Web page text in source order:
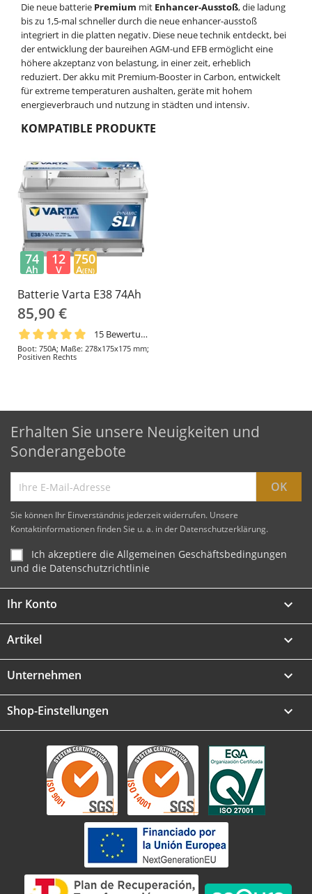
Die neue batterie Premium mit Enhancer-Ausstoß, die ladung
bis zu 1,5-mal schneller durch die neue enhancer-ausstoß
integriert in die platten negativ. Diese neue technik entdeckt, bei
der entwicklung der baureihen AGM-und EFB ermöglicht eine
höhere akzeptanz von belastung, in einer zeit, erheblich
reduziert. Der akku mit Premium-Booster in Carbon, entwickelt
für extreme temperaturen aushalten, geräte mit hohem
energieverbrauch und nutzung in städten und intensiv.
KOMPATIBLE PRODUKTE
Batterie Varta E38 74Ah
85,90 €
15 Bewertungen
Boot: 750A; Maße: 278x175x175 mm;
Positiven Rechts
74
Ah
12
V
750
A(EN)
Erhalten Sie unsere Neuigkeiten und
Sonderangebote
Sie können Ihr Einverständnis jederzeit widerrufen. Unsere
Kontaktinformationen finden Sie u. a. in der Datenschutzerklärung.
Ich akzeptiere die Allgemeinen Geschäftsbedingungen
und die Datenschutzrichtlinie
Ihr Konto 
Artikel 
Unternehmen 
Shop-Einstellungen keyboard_arrow_down